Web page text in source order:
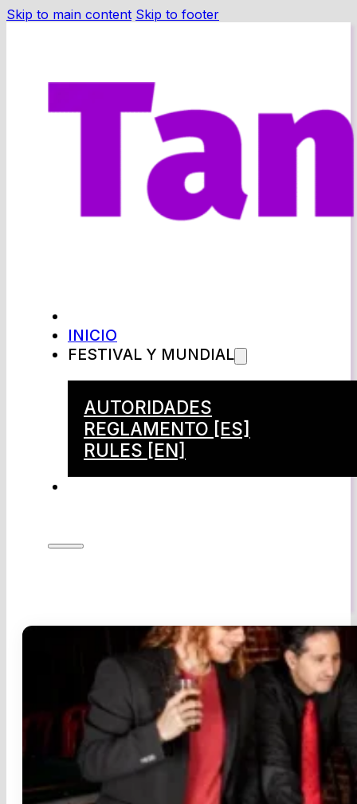
Skip to main content Skip to footer
INICIO
FESTIVAL Y MUNDIAL
AUTORIDADES
REGLAMENTO [ES]
RULES [EN]